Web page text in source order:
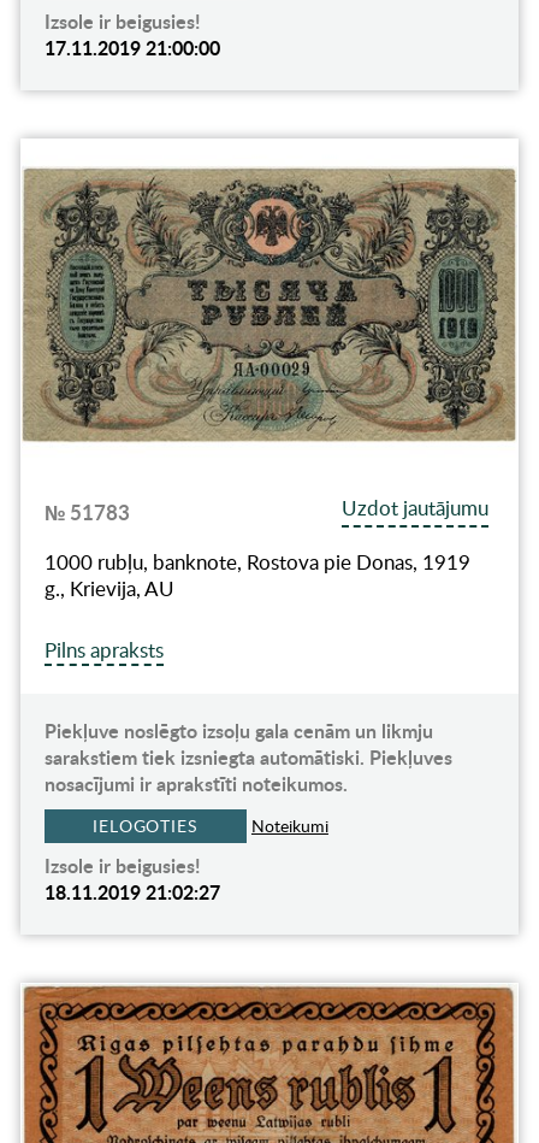
Izsole ir beigusies!
17.11.2019 21:00:00
№ 51783
Uzdot jautājumu
1000 rubļu, banknote, Rostova pie Donas, 1919
g., Krievija, AU
Pilns apraksts
Piekļuve noslēgto izsoļu gala cenām un likmju
sarakstiem tiek izsniegta automātiski. Piekļuves
nosacījumi ir aprakstīti noteikumos.
IELOGOTIES Noteikumi
Izsole ir beigusies!
18.11.2019 21:02:27